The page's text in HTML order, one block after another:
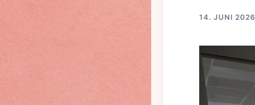
14. JUNI 2026